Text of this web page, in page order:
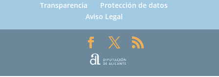
Transparencia
Protección de datos
Aviso Legal